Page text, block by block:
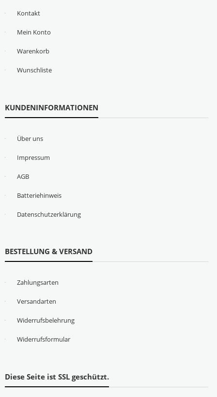
Kontakt
Mein Konto
Warenkorb
Wunschliste
KUNDENINFORMATIONEN
Über uns
Impressum
AGB
Batteriehinweis
Datenschutzerklärung
BESTELLUNG & VERSAND
Zahlungsarten
Versandarten
Widerrufsbelehrung
Widerrufsformular
Diese Seite ist SSL geschützt.